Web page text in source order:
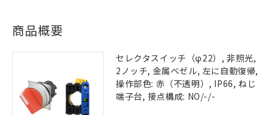
商品概要
セレクタスイッチ（φ22）, 非照光,
2ノッチ, 金属ベゼル, 左に自動復帰,
操作部色: 赤（不透明）, IP66, ねじ
端子台, 接点構成: NO/-/-